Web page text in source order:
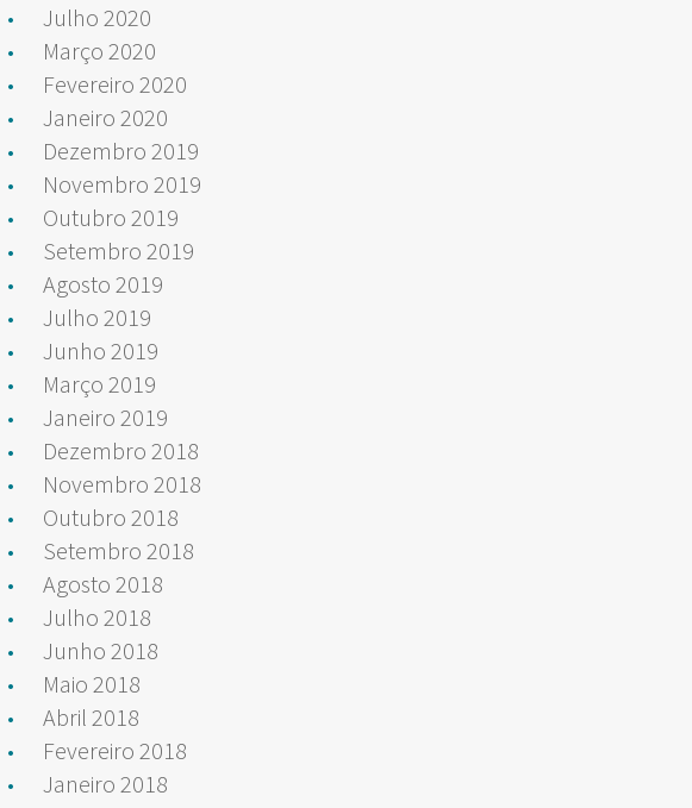
Julho 2020
Março 2020
Fevereiro 2020
Janeiro 2020
Dezembro 2019
Novembro 2019
Outubro 2019
Setembro 2019
Agosto 2019
Julho 2019
Junho 2019
Março 2019
Janeiro 2019
Dezembro 2018
Novembro 2018
Outubro 2018
Setembro 2018
Agosto 2018
Julho 2018
Junho 2018
Maio 2018
Abril 2018
Fevereiro 2018
Janeiro 2018